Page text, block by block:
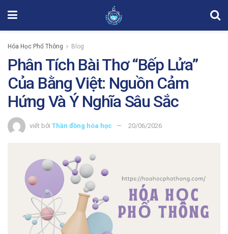
Hóa Học Phổ Thông Blog
Phân Tích Bài Thơ “Bếp Lửa”
Của Bằng Việt: Nguồn Cảm
Hứng Và Ý Nghĩa Sâu Sắc
viết bởi Thần đồng hóa học 20/06/2026